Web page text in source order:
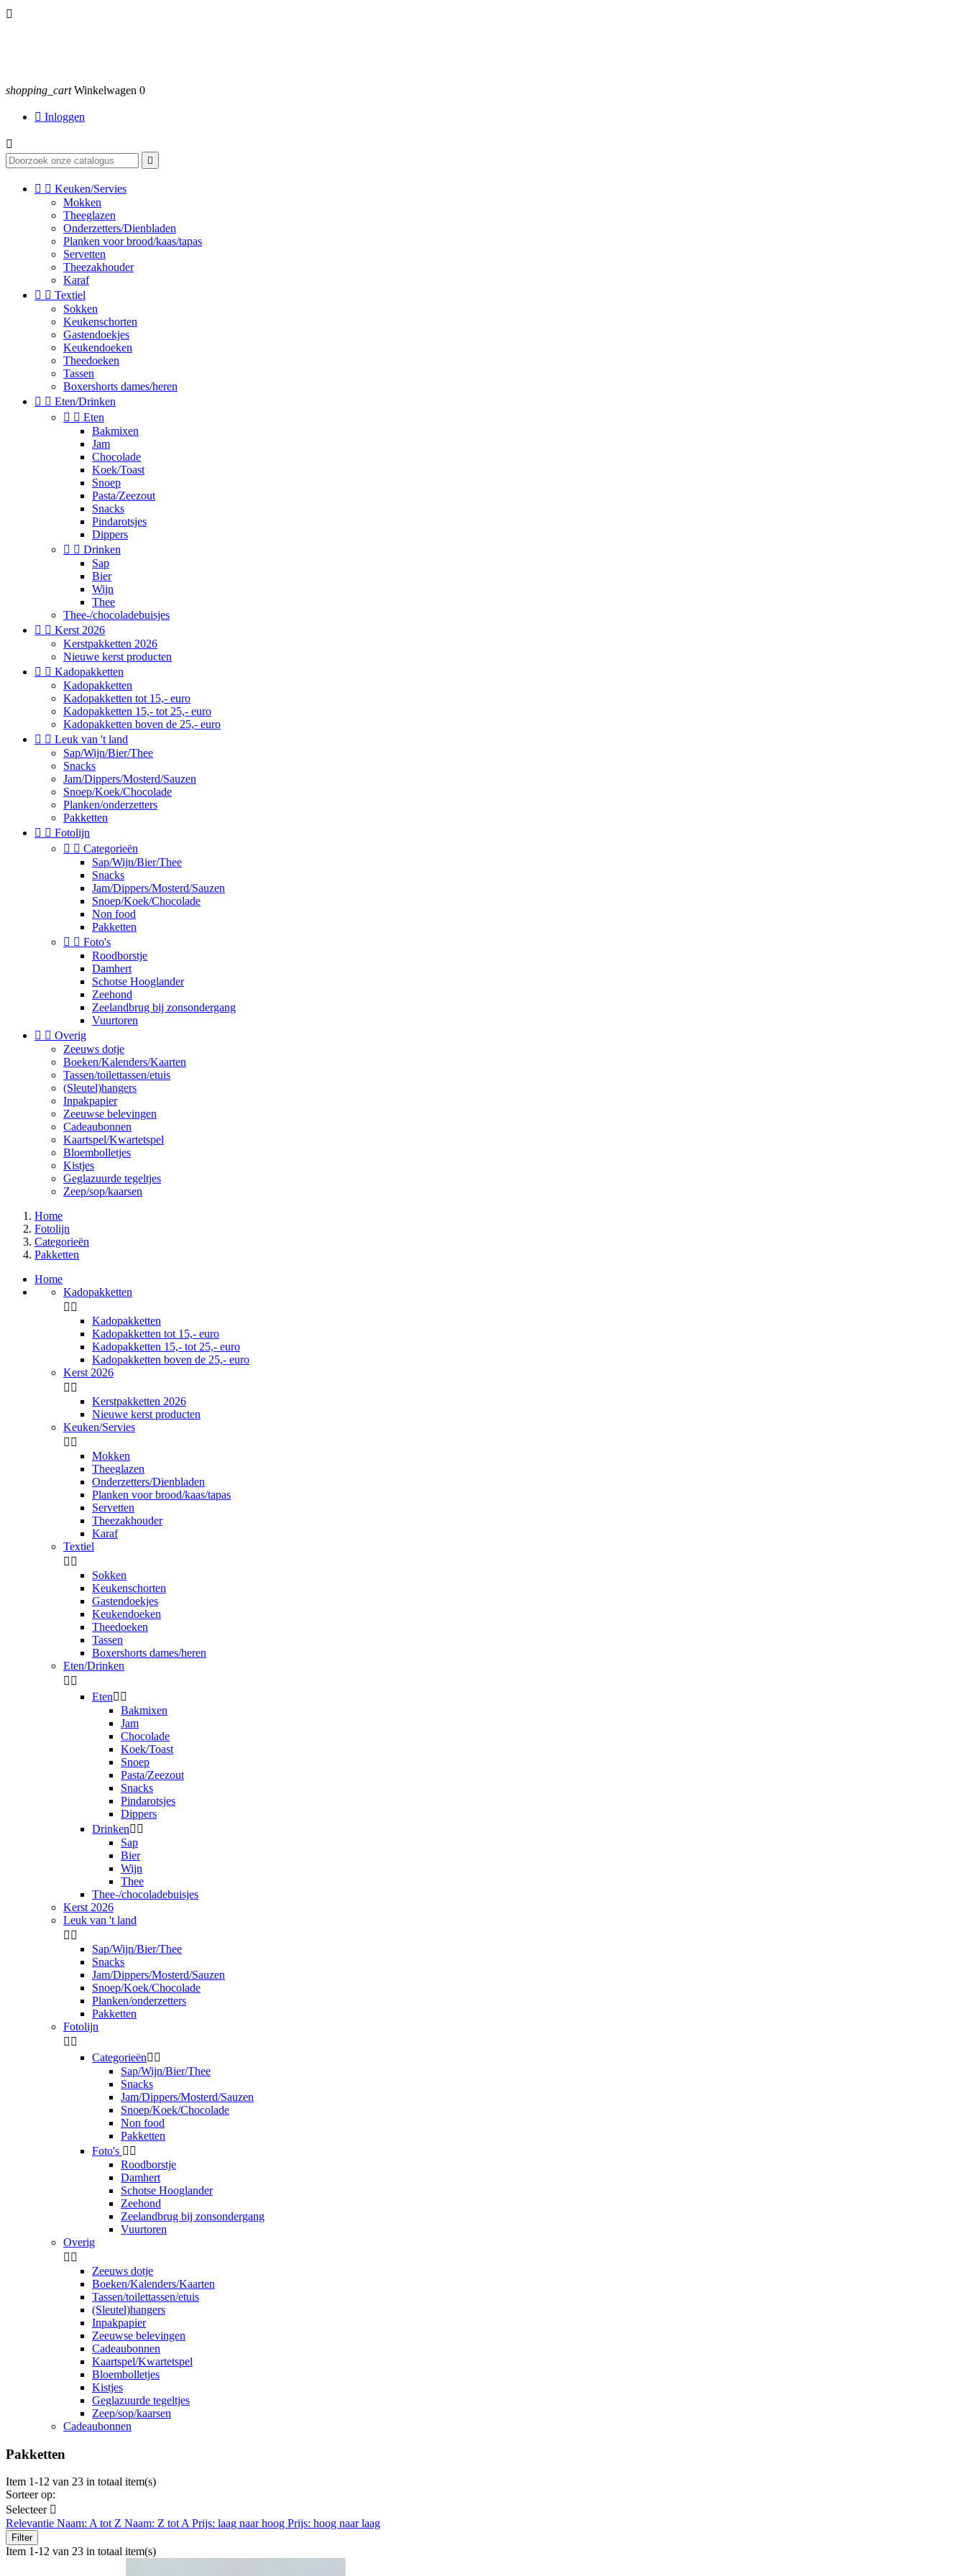

shopping_cart Winkelwagen 0
 Inloggen


  Keuken/Servies
Mokken
Theeglazen
Onderzetters/Dienbladen
Planken voor brood/kaas/tapas
Servetten
Theezakhouder
Karaf
  Textiel
Sokken
Keukenschorten
Gastendoekjes
Keukendoeken
Theedoeken
Tassen
Boxershorts dames/heren
  Eten/Drinken
  Eten
Bakmixen
Jam
Chocolade
Koek/Toast
Snoep
Pasta/Zeezout
Snacks
Pindarotsjes
Dippers
  Drinken
Sap
Bier
Wijn
Thee
Thee-/chocoladebuisjes
  Kerst 2026
Kerstpakketten 2026
Nieuwe kerst producten
  Kadopakketten
Kadopakketten
Kadopakketten tot 15,- euro
Kadopakketten 15,- tot 25,- euro
Kadopakketten boven de 25,- euro
  Leuk van 't land
Sap/Wijn/Bier/Thee
Snacks
Jam/Dippers/Mosterd/Sauzen
Snoep/Koek/Chocolade
Planken/onderzetters
Pakketten
  Fotolijn
  Categorieën
Sap/Wijn/Bier/Thee
Snacks
Jam/Dippers/Mosterd/Sauzen
Snoep/Koek/Chocolade
Non food
Pakketten
  Foto's
Roodborstje
Damhert
Schotse Hooglander
Zeehond
Zeelandbrug bij zonsondergang
Vuurtoren
  Overig
Zeeuws dotje
Boeken/Kalenders/Kaarten
Tassen/toilettassen/etuis
(Sleutel)hangers
Inpakpapier
Zeeuwse belevingen
Cadeaubonnen
Kaartspel/Kwartetspel
Bloembolletjes
Kistjes
Geglazuurde tegeltjes
Zeep/sop/kaarsen
Home
Fotolijn
Categorieën
Pakketten
Home
Kadopakketten
 
Kadopakketten
Kadopakketten tot 15,- euro
Kadopakketten 15,- tot 25,- euro
Kadopakketten boven de 25,- euro
Kerst 2026
 
Kerstpakketten 2026
Nieuwe kerst producten
Keuken/Servies
 
Mokken
Theeglazen
Onderzetters/Dienbladen
Planken voor brood/kaas/tapas
Servetten
Theezakhouder
Karaf
Textiel
 
Sokken
Keukenschorten
Gastendoekjes
Keukendoeken
Theedoeken
Tassen
Boxershorts dames/heren
Eten/Drinken
 
Eten 
Bakmixen
Jam
Chocolade
Koek/Toast
Snoep
Pasta/Zeezout
Snacks
Pindarotsjes
Dippers
Drinken 
Sap
Bier
Wijn
Thee
Thee-/chocoladebuisjes
Kerst 2026
Leuk van 't land
 
Sap/Wijn/Bier/Thee
Snacks
Jam/Dippers/Mosterd/Sauzen
Snoep/Koek/Chocolade
Planken/onderzetters
Pakketten
Fotolijn
 
Categorieën 
Sap/Wijn/Bier/Thee
Snacks
Jam/Dippers/Mosterd/Sauzen
Snoep/Koek/Chocolade
Non food
Pakketten
Foto's  
Roodborstje
Damhert
Schotse Hooglander
Zeehond
Zeelandbrug bij zonsondergang
Vuurtoren
Overig
 
Zeeuws dotje
Boeken/Kalenders/Kaarten
Tassen/toilettassen/etuis
(Sleutel)hangers
Inpakpapier
Zeeuwse belevingen
Cadeaubonnen
Kaartspel/Kwartetspel
Bloembolletjes
Kistjes
Geglazuurde tegeltjes
Zeep/sop/kaarsen
Cadeaubonnen
Pakketten
Item 1-12 van 23 in totaal item(s)
Sorteer op:
Selecteer 
Relevantie Naam: A tot Z Naam: Z tot APrijs: laag naar hoog Prijs: hoog naar laag
Filter
Item 1-12 van 23 in totaal item(s)